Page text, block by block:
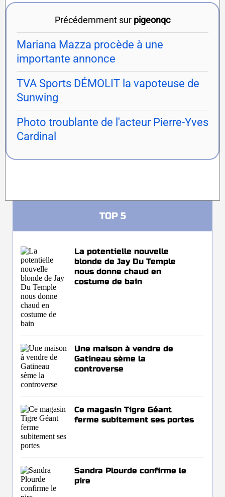
Précédemment sur pigeonqc
Mariana Mazza procède à une
importante annonce
TVA Sports DÉMOLIT la vapoteuse de
Sunwing
Photo troublante de l'acteur Pierre-Yves
Cardinal
TOP 5
La potentielle nouvelle
blonde de Jay Du Temple
nous donne chaud en
costume de bain
Une maison à vendre de
Gatineau sème la
controverse
Ce magasin Tigre Géant
ferme subitement ses portes
Sandra Plourde confirme le
pire